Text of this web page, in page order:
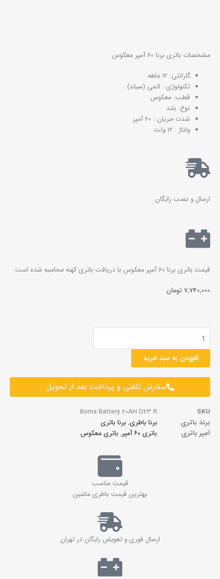
مشخصات باتری برنا 60 آمپر معکوس
گارانتی: 12 ماهه
تکنولوژی : اتمی (سیلد)
قطب: معکوس
نوع: بلند
شدت جریان : 60 آمپر
ولتاژ : 12 ولت
ارسال و نصب رایگان
قیمت باتری برنا 60 آمپر معکوس با دریافت باتری کهنه محاسبه شده است.
7,740,000 تومان
برنا
60
آمپر
معکوس
افزودن به سبد خرید
سفارش تلفنی و پرداخت بعد از تحویل
SKU
Borna Battery 60AH D23 R
برند باتری
برنا باطری, برنا باتری
آمپر باتری
باتری ۶۰ آمپر , باتری معکوس
قیمت مناسب
بهترین قیمت باطری ماشین
ارسال فوری و تعویض رایگان در تهران